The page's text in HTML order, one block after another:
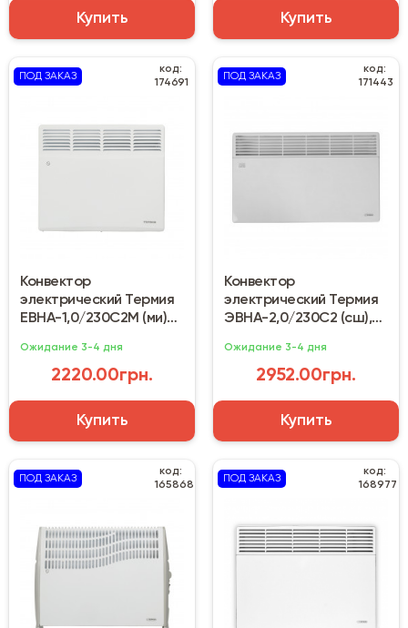
Купить Купить
ПОД ЗАКАЗ
код:
174691
Конвектор
электрический Термия
ЕВНА-1,0/230С2М (ми)
Ожидание 3-4 дня
2220.00грн.
Купить
ПОД ЗАКАЗ
код:
171443
Конвектор
электрический Термия
ЭВНА-2,0/230С2 (сш),
Ожидание 3-4 дня
2952.00грн.
Купить
ПОД ЗАКАЗ
код:
165868
ПОД ЗАКАЗ
код:
168977